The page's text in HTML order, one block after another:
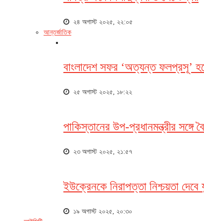
২৪ অগাস্ট ২০২৫, ২২:০৫
আন্তর্জাতিক
বাংলাদেশ সফর ‘অত্যন্ত ফলপ্রসূ’
২৫ অগাস্ট ২০২৫, ১৮:২২
পাকিস্তানের উপ-প্রধানমন্ত্রীর সঙ্গে
২৩ অগাস্ট ২০২৫, ২১:৫৭
ইউক্রেনকে নিরাপত্তা নিশ্চয়তা দেবে
১৯ অগাস্ট ২০২৫, ২০:৩০